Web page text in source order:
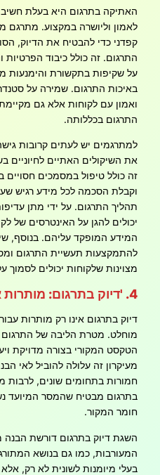
האתיקה בתרגום היא בעלת
לאמון וליושרה במקצוע. מתרגם
קפדני כדי להבטיח את הדיוק,
התרגום. זה כולל כיבוד
על שקיפות בתקשורת והימנעות
באיכות התרגום. שמירה על
ואמון עם לקוחות אלא גם
התרגום בכללותה.
למתרגמים יש לעתים קרובות
את השיקולים האתיים לחיוניים
זה כולל טיפול במסמכים
וקבלת הסכמה לכל מידע רגיש
תהליך התרגום. על ידי מתן
יכולים להגן על האינטרסים של
המידע המופקד עליהם. בנוסף,
להתמקצעות תעשיית התרגום
מצוינות שלקוחות יכולים לסמוך
4. 'דיוק בתרגום: מותרות או הכרח?'
דיוק בתרגום אינו רק מותרות
מוחלט. מטרת הליבה של
הטקסט המקורי בצורה מדויקת
מעיקרון זה עלולה להוביל לאי
חמורות בתחומים שונים, לרבות
בתרגום מבטיח שהמסר המיועד
חומר המקור.
השגת דיוק בתרגום דורשת
המעורבות, כמו גם בנושא
בעלי מיומנות לשונית לא רק,